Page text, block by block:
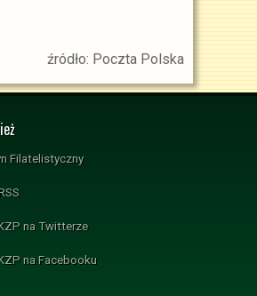
źródło: Poczta Polska
Filatelistyczny
na Twitterze
na Facebooku